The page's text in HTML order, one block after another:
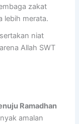
zakat
lebih merata.
niat
Allah SWT
Ramadhan
amalan